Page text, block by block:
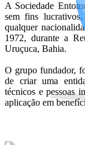
A Sociedade
sem fins
qualquer
1972, durante a
Uruçuca, Bahia.
O grupo fundador,
de criar uma
técnicos e pessoas
aplicação em